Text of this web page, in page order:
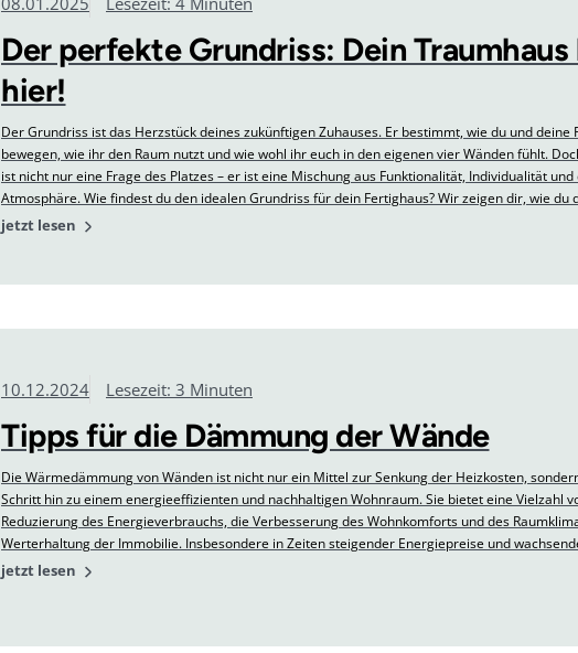
Der perfekte Grundriss: Dein
hier!
Der Grundriss ist das Herzstück deines zukünftigen Zuhauses. Er bestimmt, wie du und deine
bewegen, wie ihr den Raum nutzt und wie wohl ihr euch in den eigenen vier Wänden fühlt.
ist nicht nur eine Frage des Platzes – er ist eine Mischung aus Funktionalität, Individualität
Atmosphäre. Wie findest du den idealen Grundriss für dein Fertighaus? Wir zeigen dir, wie du
durchdachten Zuhause verwirklichst.
jetzt lesen
10.12.2024 Lesezeit: 3 Minuten
Tipps für die Dämmung der Wände
Die Wärmedämmung von Wänden ist nicht nur ein Mittel zur Senkung der Heizkosten,
Schritt hin zu einem energieeffizienten und nachhaltigen Wohnraum. Sie bietet eine Vielzahl
Reduzierung des Energieverbrauchs, die Verbesserung des Wohnkomforts und des
Werterhaltung der Immobilie. Insbesondere in Zeiten steigender Energiepreise und
wird die Bedeutung einer effektiven Wärmedämmung immer deutlicher.
jetzt lesen